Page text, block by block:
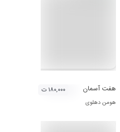
هفت آسمان
هومن دهلوی
۱۸۰,۰۰۰ ت